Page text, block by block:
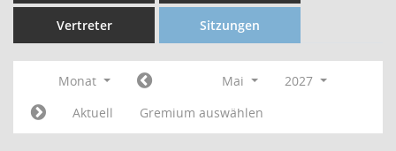
Vertreter Sitzungen
Monat Mai
2027
Aktuell
Gremium auswählen